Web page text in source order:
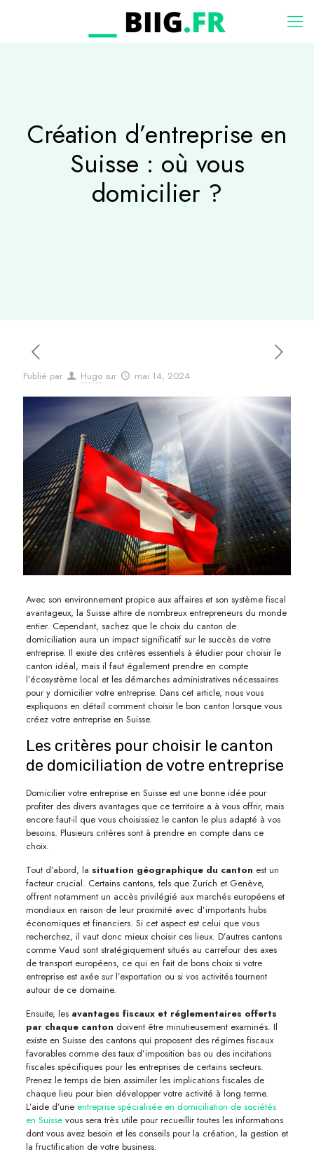
Création d’entreprise en
Suisse : où vous
domicilier ?
Publié par Hugo sur mai 14, 2024
Avec son environnement propice aux affaires et son système fiscal
avantageux, la Suisse attire de nombreux entrepreneurs du monde
entier. Cependant, sachez que le choix du canton de
domiciliation aura un impact significatif sur le succès de votre
entreprise. Il existe des critères essentiels à étudier pour choisir le
canton idéal, mais il faut également prendre en compte
l’écosystème local et les démarches administratives nécessaires
pour y domicilier votre entreprise. Dans cet article, nous vous
expliquons en détail comment choisir le bon canton lorsque vous
créez votre entreprise en Suisse.
Les critères pour choisir le canton
de domiciliation de votre entreprise
Domicilier votre entreprise en Suisse est une bonne idée pour
profiter des divers avantages que ce territoire a à vous offrir, mais
encore faut-il que vous choisissiez le canton le plus adapté à vos
besoins. Plusieurs critères sont à prendre en compte dans ce
choix.
Tout d’abord, la situation géographique du canton est un
facteur crucial. Certains cantons, tels que Zurich et Genève,
offrent notamment un accès privilégié aux marchés européens et
mondiaux en raison de leur proximité avec d’importants hubs
économiques et financiers. Si cet aspect est celui que vous
recherchez, il vaut donc mieux choisir ces lieux. D’autres cantons
comme Vaud sont stratégiquement situés au carrefour des axes
de transport européens, ce qui en fait de bons choix si votre
entreprise est axée sur l’exportation ou si vos activités tournent
autour de ce domaine.
Ensuite, les avantages fiscaux et réglementaires offerts
par chaque canton doivent être minutieusement examinés. Il
existe en Suisse des cantons qui proposent des régimes fiscaux
favorables comme des taux d’imposition bas ou des incitations
fiscales spécifiques pour les entreprises de certains secteurs.
Prenez le temps de bien assimiler les implications fiscales de
chaque lieu pour bien développer votre activité à long terme.
L’aide d’une entreprise spécialisée en domiciliation de sociétés
en Suissevous sera très utile pour recueillir toutes les informations
dont vous avez besoin et les conseils pour la création, la gestion et
la fructification de votre business.